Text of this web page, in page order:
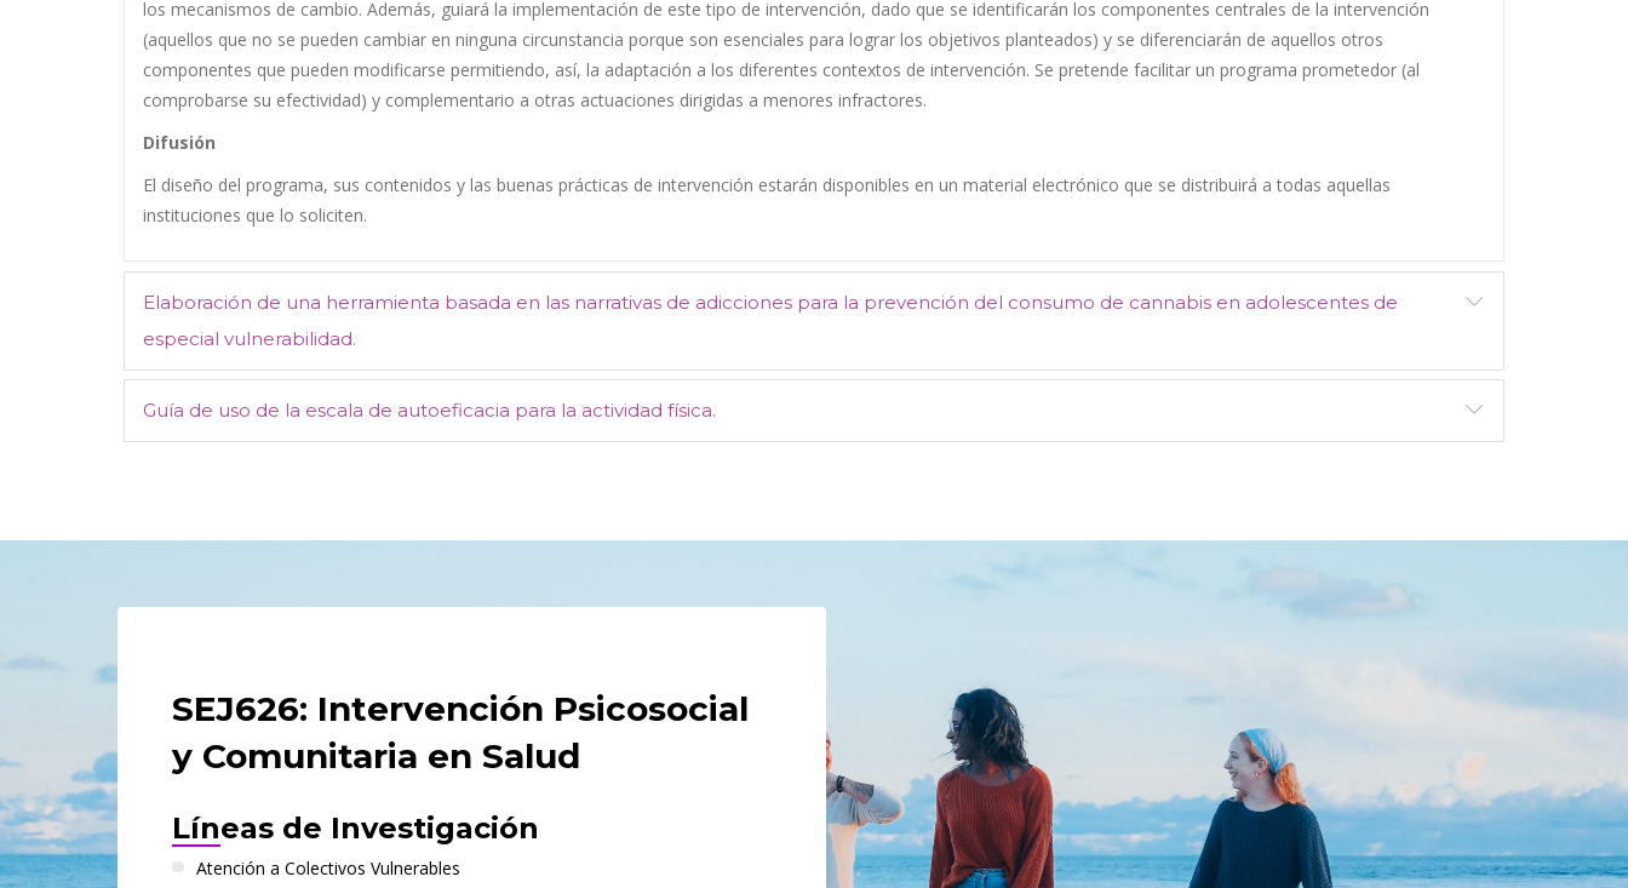
los mecanismos de cambio. Además, guiará la implementación de este tipo de intervención, dado que se identificarán los componentes centrales de la intervención
(aquellos que no se pueden cambiar en ninguna circunstancia porque son esenciales para lograr los objetivos planteados) y se diferenciarán de aquellos otros
componentes que pueden modificarse permitiendo, así, la adaptación a los diferentes contextos de intervención. Se pretende facilitar un programa prometedor (al
comprobarse su efectividad) y complementario a otras actuaciones dirigidas a menores infractores.
Difusión
El diseño del programa, sus contenidos y las buenas prácticas de intervención estarán disponibles en un material electrónico que se distribuirá a todas aquellas
instituciones que lo soliciten.
Elaboración de una herramienta basada en las narrativas de adicciones para la prevención del consumo de cannabis en adolescentes de
especial vulnerabilidad.
Guía de uso de la escala de autoeficacia para la actividad física.
SEJ626: Intervención Psicosocial
y Comunitaria en Salud
Líneas de Investigación
Atención a Colectivos Vulnerables